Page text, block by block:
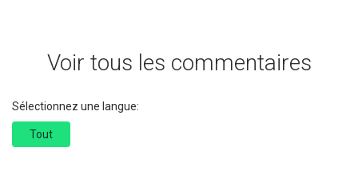
Voir tous les commentaires
Sélectionnez une langue:
Tout